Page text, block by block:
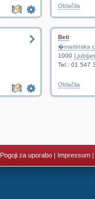
Oblačila
Beti
�martinska
1000
Tel.: 01 547
Oblačila
Pogoji za uporabo| Impressum|